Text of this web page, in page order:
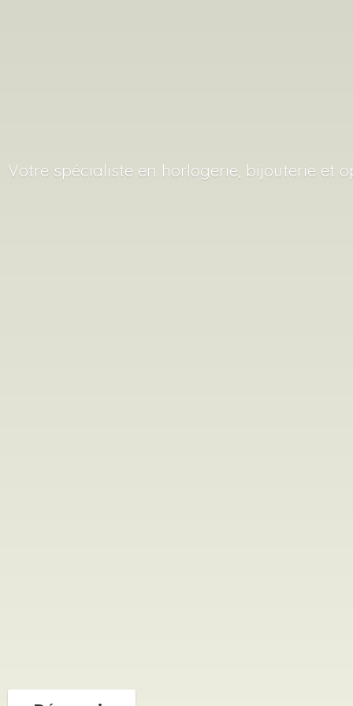
Votre spécialiste en horlogerie, bijouterie et